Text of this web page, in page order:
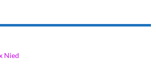
Nied